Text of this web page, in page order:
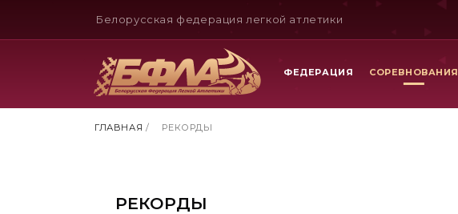
Белорусская федерация легкой атлетики
ФЕДЕРАЦИЯ СОРЕВНОВАНИЯ
ГЛАВНАЯ / РЕКОРДЫ
РЕКОРДЫ